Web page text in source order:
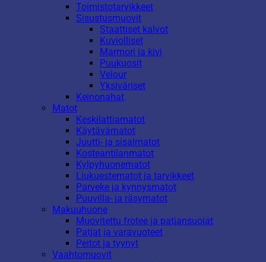
Toimistotarvikkeet
Sisustusmuovit
Staattiset kalvot
Kuviolliset
Marmori ja kivi
Puukuosit
Velour
Yksiväriset
Keinonahat
Matot
Keskilattiamatot
Käytävämatot
Juutti- ja sisalmatot
Kosteantilanmatot
Kylpyhuonematot
Liukuestematot ja tarvikkeet
Parveke ja kynnysmatot
Puuvilla- ja räsymatot
Makuuhuone
Muovitettu frotee ja patjansuojat
Patjat ja varavuoteet
Peitot ja tyynyt
Vaahtomuovit